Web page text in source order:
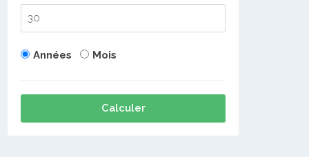
Années Mois
Calculer